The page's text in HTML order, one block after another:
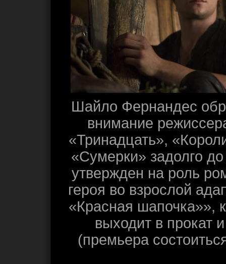
Шайло Фернандес
внимание
«Тринадцать»,
«Сумерки» задолго
утвержден на роль
героя во взрослой
«Красная шапочка»»,
выходит в прокат
(премьера